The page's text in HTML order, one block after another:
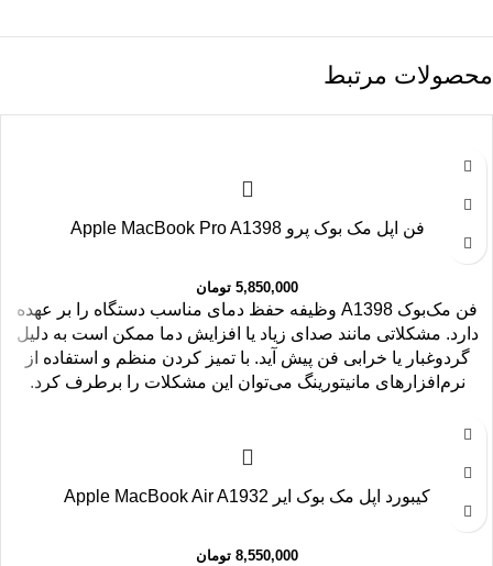
محصولات مرتبط
فن اپل مک بوک پرو Apple MacBook Pro A1398
5,850,000 تومان
فن مک‌بوک A1398 وظیفه حفظ دمای مناسب دستگاه را بر عهده
دارد. مشکلاتی مانند صدای زیاد یا افزایش دما ممکن است به دلیل
گردوغبار یا خرابی فن پیش آید. با تمیز کردن منظم و استفاده از
نرم‌افزارهای مانیتورینگ می‌توان این مشکلات را برطرف کرد.
کیبورد اپل مک بوک ایر Apple MacBook Air A1932
8,550,000 تومان